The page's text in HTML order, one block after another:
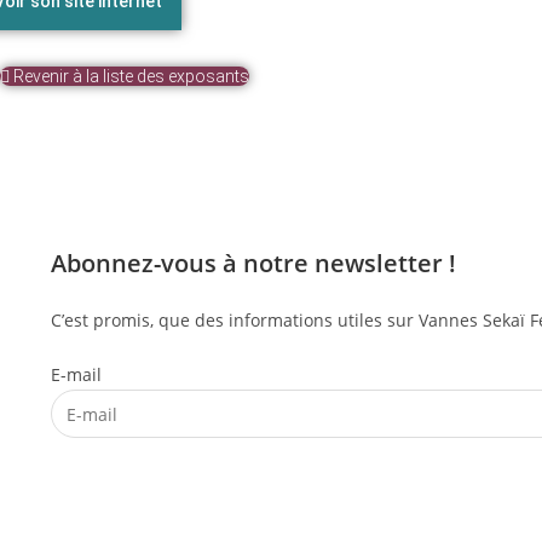
Revenir à la liste des exposants
Abonnez-vous à notre newsletter !
C’est promis, que des informations utiles sur Vannes Sekaï
E-mail